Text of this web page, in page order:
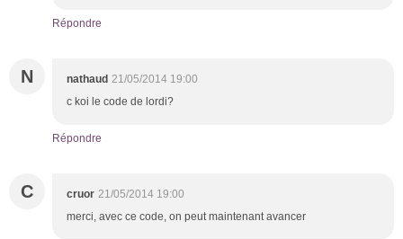
Répondre
N nathaud 21/05/2014 19:00
c koi le code de lordi?
Répondre
C cruor 21/05/2014 19:00
merci, avec ce code, on peut maintenant avancer